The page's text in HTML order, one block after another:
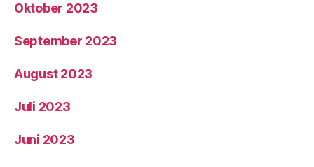
Oktober 2023
September 2023
August 2023
Juli 2023
Juni 2023